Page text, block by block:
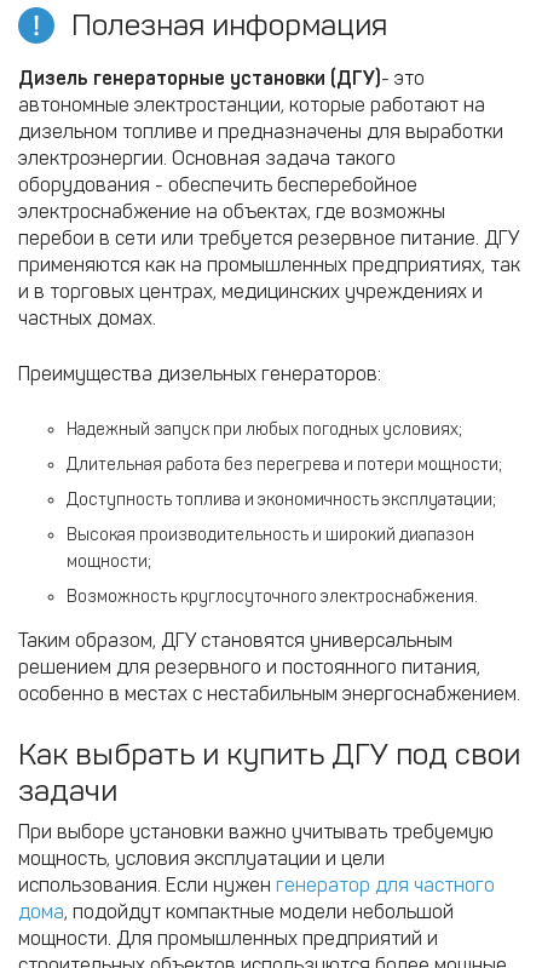
Полезная информация
Дизель генераторные установки (ДГУ)- это
автономные электростанции, которые работают на
дизельном топливе и предназначены для выработки
электроэнергии. Основная задача такого
оборудования - обеспечить бесперебойное
электроснабжение на объектах, где возможны
перебои в сети или требуется резервное питание. ДГУ
применяются как на промышленных предприятиях, так
и в торговых центрах, медицинских учреждениях и
частных домах.
Преимущества дизельных генераторов:
Надежный запуск при любых погодных условиях;
Длительная работа без перегрева и потери мощности;
Доступность топлива и экономичность эксплуатации;
Высокая производительность и широкий диапазон
мощности;
Возможность круглосуточного электроснабжения.
Таким образом, ДГУ становятся универсальным
решением для резервного и постоянного питания,
особенно в местах с нестабильным энергоснабжением.
Как выбрать и купить ДГУ под свои
задачи
При выборе установки важно учитывать требуемую
мощность, условия эксплуатации и цели
использования. Если нужен генератор для частного
дома, подойдут компактные модели небольшой
мощности. Для промышленных предприятий и